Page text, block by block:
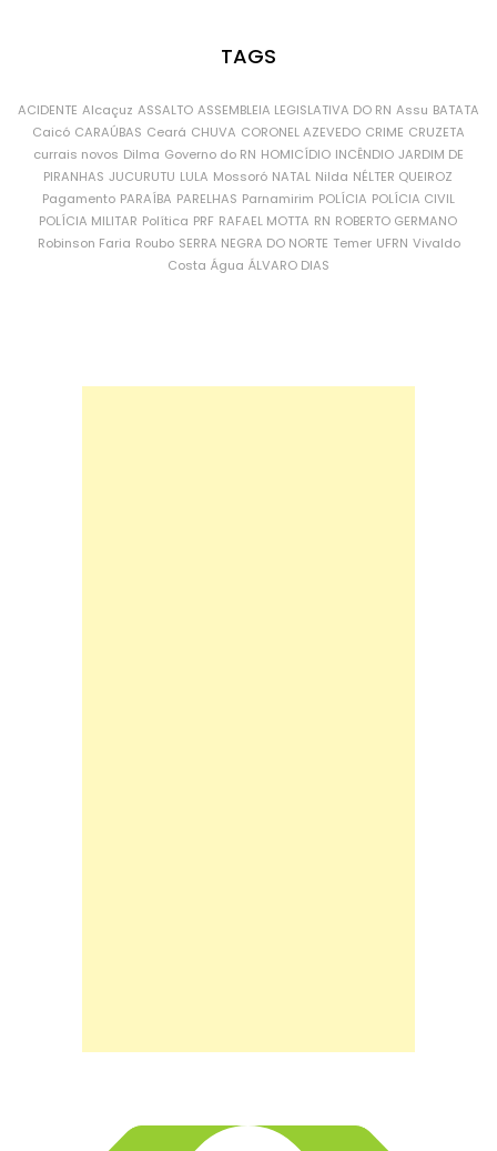
TAGS
ACIDENTE Alcaçuz ASSALTO ASSEMBLEIA LEGISLATIVA DO RN Assu BATATA
Caicó CARAÚBAS Ceará CHUVA CORONEL AZEVEDO CRIME CRUZETA
currais novos Dilma Governo do RN HOMICÍDIO INCÊNDIO JARDIM DE
PIRANHAS JUCURUTU LULA Mossoró NATAL Nilda NÉLTER QUEIROZ
Pagamento PARAÍBA PARELHAS Parnamirim POLÍCIA POLÍCIA CIVIL
POLÍCIA MILITAR Política PRF RAFAEL MOTTA RN ROBERTO GERMANO
Robinson Faria Roubo SERRA NEGRA DO NORTE Temer UFRN Vivaldo
Costa Água ÁLVARO DIAS